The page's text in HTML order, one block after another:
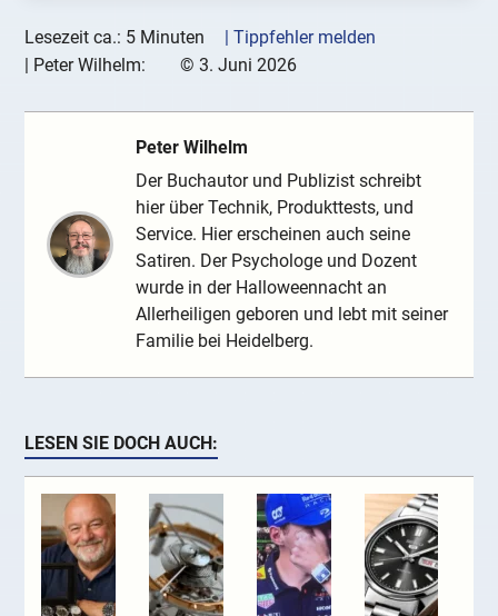
Lesezeit ca.: 5 Minuten
| Tippfehler melden
Peter Wilhelm: © 3. Juni 2026
Peter Wilhelm
Der Buchautor und Publizist schreibt
hier über Technik, Produkttests, und
Service. Hier erscheinen auch seine
Satiren. Der Psychologe und Dozent
wurde in der Halloweennacht an
Allerheiligen geboren und lebt mit seiner
Familie bei Heidelberg.
LESEN SIE DOCH AUCH: